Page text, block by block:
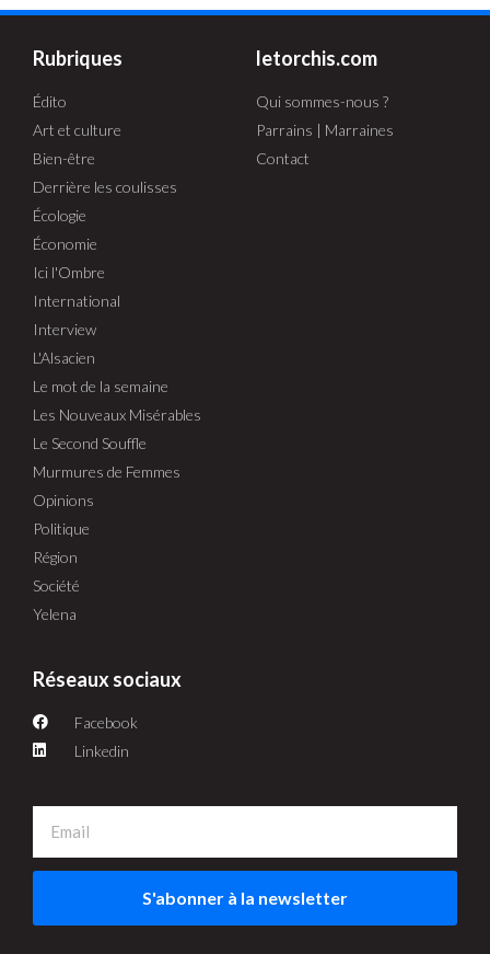
Rubriques
Édito
Art et culture
Bien-être
Derrière les coulisses
Écologie
Économie
Ici l'Ombre
International
Interview
L'Alsacien
Le mot de la semaine
Les Nouveaux Misérables
Le Second Souffle
Murmures de Femmes
Opinions
Politique
Région
Société
Yelena
letorchis.com
Qui sommes-nous ?
Parrains | Marraines
Contact
Réseaux sociaux
Facebook
Linkedin
S'abonner à la newsletter